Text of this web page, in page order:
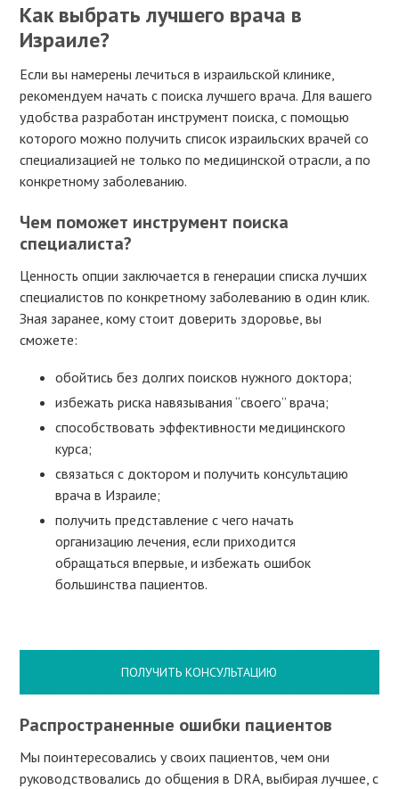
Как выбрать лучшего врача в
Израиле?
Если вы намерены лечиться в израильской клинике,
рекомендуем начать с поиска лучшего врача. Для вашего
удобства разработан инструмент поиска, с помощью
которого можно получить список израильских врачей со
специализацией не только по медицинской отрасли, а по
конкретному заболеванию.
Чем поможет инструмент поиска
специалиста?
Ценность опции заключается в генерации списка лучших
специалистов по конкретному заболеванию в один клик.
Зная заранее, кому стоит доверить здоровье, вы
сможете:
обойтись без долгих поисков нужного доктора;
избежать риска навязывания “своего” врача;
способствовать эффективности медицинского
курса;
связаться с доктором и получить консультацию
врача в Израиле;
получить представление с чего начать
организацию лечения, если приходится
обращаться впервые, и избежать ошибок
большинства пациентов.
ПОЛУЧИТЬ КОНСУЛЬТАЦИЮ
Распространенные ошибки пациентов
Мы поинтересовались у своих пациентов, чем они
руководствовались до общения в DRA, выбирая лучшее, с